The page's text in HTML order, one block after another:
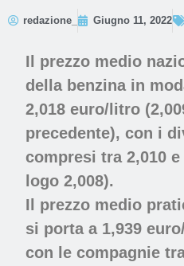
redazione_ Giugno 11, 2022
Il prezzo medio
della benzina in
2,018 euro/litro
precedente), con i
compresi tra 2,010
logo 2,008).
Il prezzo medio
si porta a 1,939
con le compagnie